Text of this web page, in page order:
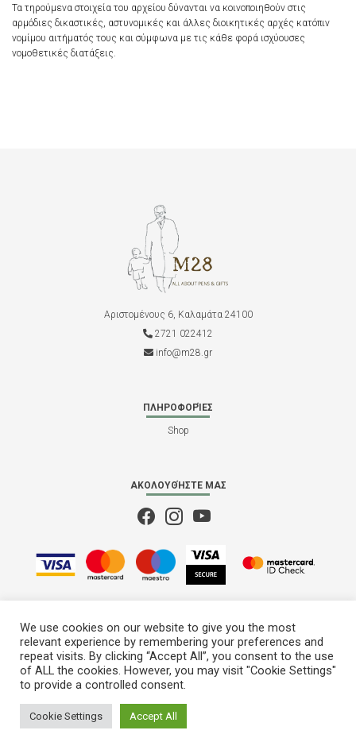
Τα τηρούμενα στοιχεία του αρχείου δύνανται να κοινοποιηθούν στις
αρμόδιες δικαστικές, αστυνομικές και άλλες διοικητικές αρχές κατόπιν
νομίμου αιτήματός τους και σύμφωνα με τις κάθε φορά ισχύουσες
νομοθετικές διατάξεις.
Αριστομένους 6, Καλαμάτα 24100
2721 022412
info@m28.gr
ΠΛΗΡΟΦΟΡΊΕΣ
Shop
ΑΚΟΛΟΥΘΉΣΤΕ ΜΑΣ
M28 © 2022 - 2026
We use cookies on our website to give you the most
relevant experience by remembering your preferences and
repeat visits. By clicking “Accept All”, you consent to the use
of ALL the cookies. However, you may visit "Cookie Settings"
to provide a controlled consent.
Cookie Settings Accept All